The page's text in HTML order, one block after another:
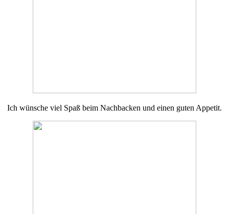
Ich wünsche viel Spaß beim Nachbacken und einen guten Appetit.